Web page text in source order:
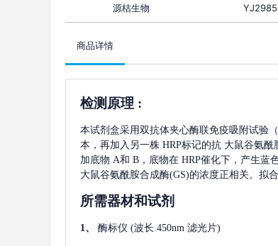
源桔生物
商品详情
检测原理 :
本试剂盒采用双抗体夹心酶联免疫吸附试验（
本，再加入另一株 HRP标记的抗 大鼠谷氨酰
加底物 A和 B，底物在 HRP催化下，产生蓝
大鼠谷氨酰胺合成酶(GS)的浓度正相关。拟
所需器材和试剂
1、 酶标仪 (波长 450nm 滤光片)